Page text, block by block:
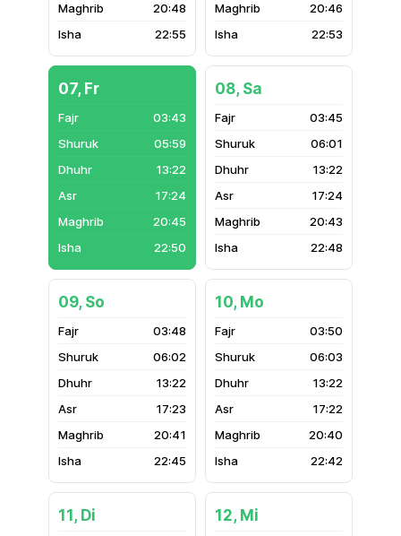
20:48
22:55
20:46
22:53
07, Fr
03:43
05:59
13:22
17:24
20:45
22:50
08, Sa
03:45
06:01
13:22
17:24
20:43
22:48
09, So
03:48
06:02
13:22
17:23
20:41
22:45
10, Mo
03:50
06:03
13:22
17:22
20:40
22:42
11, Di 12, Mi